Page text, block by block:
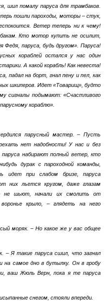
шил помалу паруса для трамбаков.
пошли пароходы, моторы – стук,
Ветер теперь ни к чему!
Кто мотор купить не осилит,
паруса, будь другом». Паруса!
кораблей остался у нас один
А какой корабль! Как невеста!
падал на борт, гнал пену и пел, как
шкиперов. Идет «Товарищ», будто
сигналы подымают: «Счастливого
кораблю».
парусный мастер. – Пусть
нет надобности! У нас и без
паруса набирают полный ветер, кто
дурак с пароходной команды,
идет при слабом бризе, паруса
них льется кругом, даже глазам
не шьют, начали их смолить от
крыло, – глядеть на него
моряк. – Но какое же у вас общее
– Я такие паруса сшил, что загнал
на самое дно в бутылку. Он в гробу
ваш Жюль Верн, пока я те паруса
снегом, стояли впереди.